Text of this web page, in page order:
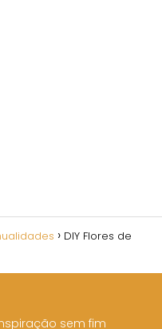
DIY Flores de
sem fim